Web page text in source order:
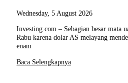
Wednesday, 5 August 2026
Investing.com – Sebagian besar mata
Rabu karena dolar AS melayang
enam
Baca Selengkapnya